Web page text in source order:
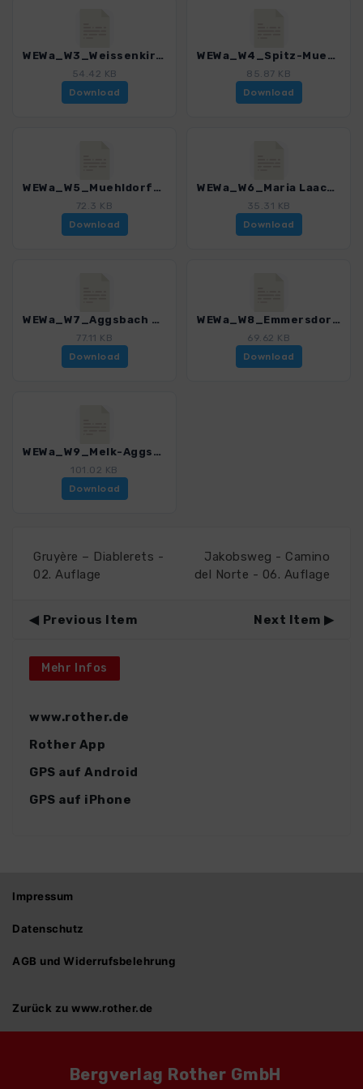
WEWa_W3_Weissenkirchen-Spitz_4411_3.gpx
54.42 KB
Download
WEWa_W4_Spitz-Muehldorf_4411_3.gpx
85.87 KB
Download
WEWa_W5_Muehldorf-Maria Laach_4411_3.gpx
72.3 KB
Download
WEWa_W6_Maria Laach-Aggsbach Markt_4411_3.gpx
35.31 KB
Download
WEWa_W7_Aggsbach Markt-Emmersdorf_4411_3.gpx
77.11 KB
Download
WEWa_W8_Emmersdorf-Melk_4411_3.gpx
69.62 KB
Download
WEWa_W9_Melk-Aggsbach Dorf_4411_3.gpx
101.02 KB
Download
Gruyère – Diablerets -
02. Auflage
Jakobsweg - Camino
del Norte - 06. Auflage
Previous Item Next Item
Mehr Infos
www.rother.de
Rother App
GPS auf Android
GPS auf iPhone
Impressum
Datenschutz
AGB und Widerrufsbelehrung
Zurück zu www.rother.de
Bergverlag Rother GmbH